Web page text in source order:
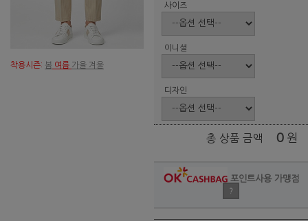
착용시즌: 봄 여름 가을 겨울
사이즈
이니셜
디자인
총 상품 금액 0 원
포인트사용 가맹점
?